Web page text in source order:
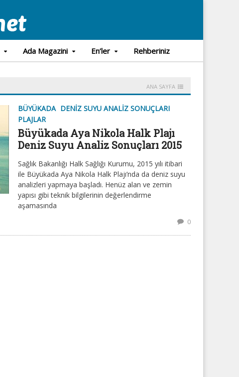
Ada Magazini En’ler Rehberiniz
ANA SAYFA
BÜYÜKADA DENIZ SUYU ANALIZ SONUÇLARI
PLAJLAR
Büyükada Aya Nikola Halk Plajı
Deniz Suyu Analiz Sonuçları 2015
Sağlık Bakanlığı Halk Sağlığı Kurumu, 2015 yılı itibari
ile Büyükada Aya Nikola Halk Plajı’nda da deniz suyu
analizleri yapmaya başladı. Henüz alan ve zemin
yapısı gibi teknik bilgilerinin değerlendirme
aşamasında
0